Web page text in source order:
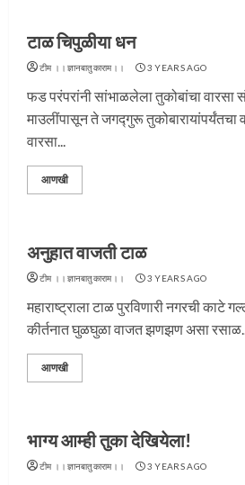
टाळ चिपुळीया धन
टीम ।।ज्ञानबातुकाराम।। 3 YEARS AGO
फड परंपरांनी सांभाळलेला तुकोबांचा वारसा
माउलींपासून ते जगद्गुरू तुकोबारायांपर्यंतचा
वारसा...
आणखी
अनुहात वाजती टाळ
टीम ।।ज्ञानबातुकाराम।। 3 YEARS AGO
महाराष्ट्राला टाळ पुरविणारी नगरची काटे
कीर्तनात घुळघुळा वाजत झणझण असा
आणखी
भाग्य आम्ही तुका देखियेला!
टीम ।।ज्ञानबातुकाराम।। 3 YEARS AGO